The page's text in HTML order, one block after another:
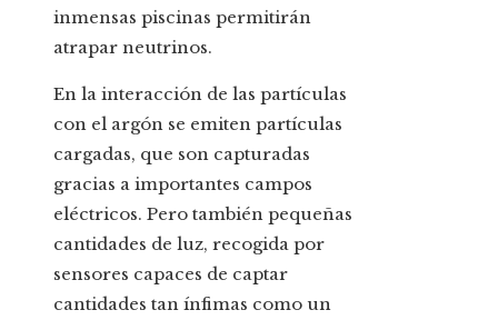
inmensas piscinas permitirán
atrapar neutrinos.
En la interacción de las partículas
con el argón se emiten partículas
cargadas, que son capturadas
gracias a importantes campos
eléctricos. Pero también pequeñas
cantidades de luz, recogida por
sensores capaces de captar
cantidades tan ínfimas como un